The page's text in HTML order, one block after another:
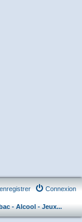
Connexion
- Alcool - Jeux...